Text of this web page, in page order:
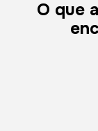
O que